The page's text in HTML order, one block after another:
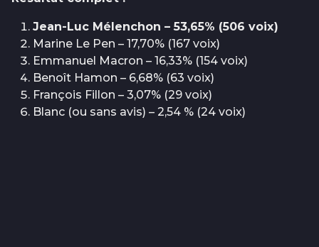
Jean-Luc Mélenchon – 53,65% (506 voix)
Marine Le Pen – 17,70% (167 voix)
Emmanuel Macron – 16,33% (154 voix)
Benoît Hamon – 6,68% (63 voix)
François Fillon – 3,07% (29 voix)
Blanc (ou sans avis) – 2,54 % (24 voix)